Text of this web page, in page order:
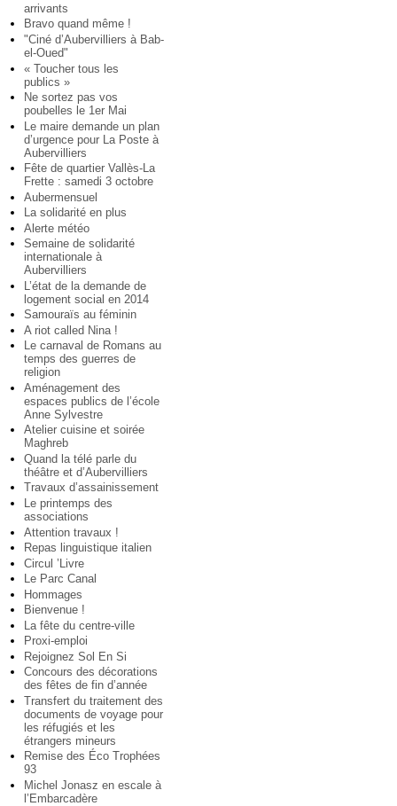
arrivants
Bravo quand même !
"Ciné d’Aubervilliers à Bab-
el-Oued"
« Toucher tous les
publics »
Ne sortez pas vos
poubelles le 1er Mai
Le maire demande un plan
d’urgence pour La Poste à
Aubervilliers
Fête de quartier Vallès-La
Frette : samedi 3 octobre
Aubermensuel
La solidarité en plus
Alerte météo
Semaine de solidarité
internationale à
Aubervilliers
L’état de la demande de
logement social en 2014
Samouraïs au féminin
A riot called Nina !
Le carnaval de Romans au
temps des guerres de
religion
Aménagement des
espaces publics de l’école
Anne Sylvestre
Atelier cuisine et soirée
Maghreb
Quand la télé parle du
théâtre et d’Aubervilliers
Travaux d’assainissement
Le printemps des
associations
Attention travaux !
Repas linguistique italien
Circul ’Livre
Le Parc Canal
Hommages
Bienvenue !
La fête du centre-ville
Proxi-emploi
Rejoignez Sol En Si
Concours des décorations
des fêtes de fin d’année
Transfert du traitement des
documents de voyage pour
les réfugiés et les
étrangers mineurs
Remise des Éco Trophées
93
Michel Jonasz en escale à
l’Embarcadère